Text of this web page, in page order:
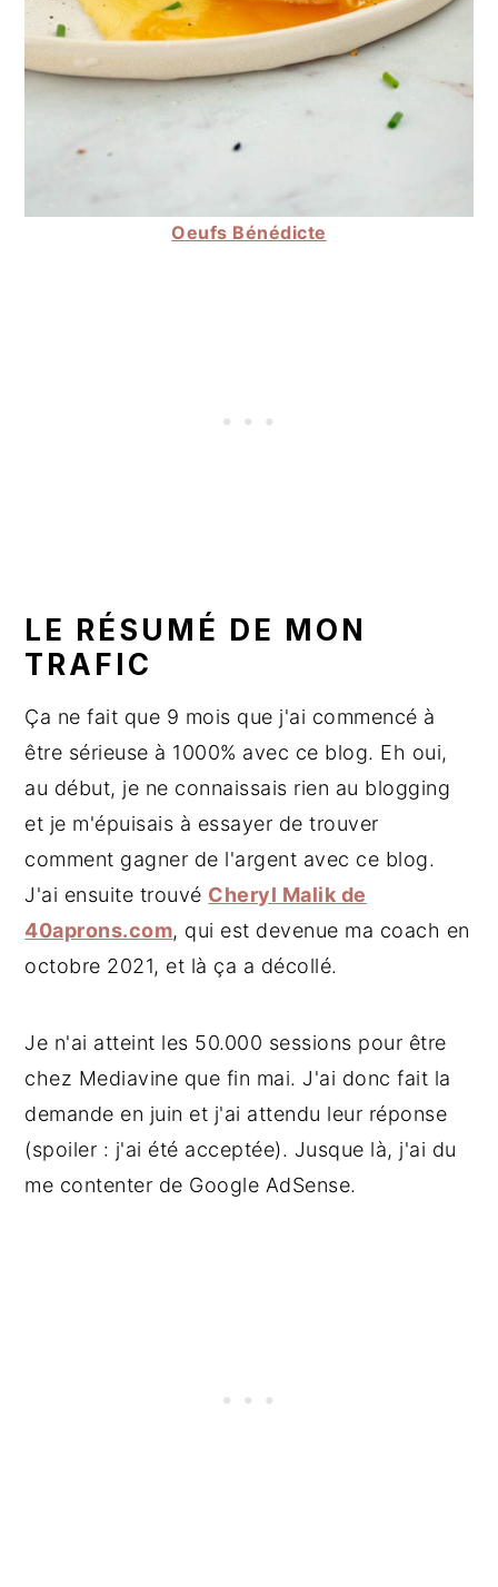
Oeufs Bénédicte
LE RÉSUMÉ DE MON
TRAFIC
Ça ne fait que 9 mois que j'ai commencé à
être sérieuse à 1000% avec ce blog. Eh oui,
au début, je ne connaissais rien au blogging
et je m'épuisais à essayer de trouver
comment gagner de l'argent avec ce blog.
J'ai ensuite trouvé Cheryl Malik de
40aprons.com, qui est devenue ma coach en
octobre 2021, et là ça a décollé.
Je n'ai atteint les 50.000 sessions pour être
chez Mediavine que fin mai. J'ai donc fait la
demande en juin et j'ai attendu leur réponse
(spoiler : j'ai été acceptée). Jusque là, j'ai du
me contenter de Google AdSense.